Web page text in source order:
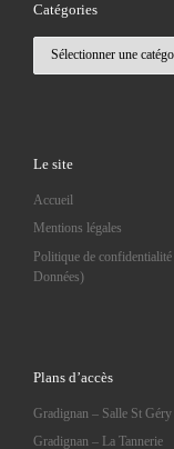
Catégories
Le site
Accueil
Mentions légales
Politique de
Données)
Plans d’accès
Gradignan – Salle St Géry
Gradignan – La Tannerie